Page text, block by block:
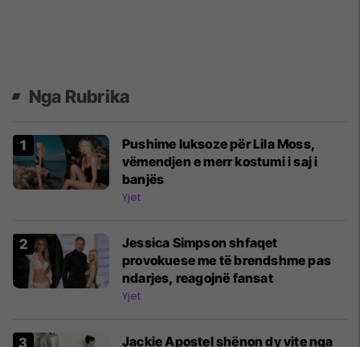
Nga Rubrika
Pushime luksoze për Lila Moss,
vëmendjen e merr kostumi i saj i
banjës
Yjet
Jessica Simpson shfaqet
provokuese me të brendshme pas
ndarjes, reagojnë fansat
Yjet
Jackie Apostel shënon dy vite nga